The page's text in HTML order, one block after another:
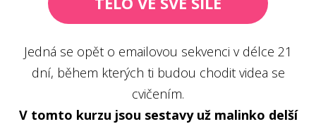
Jedná se opět o emailovou sekvenci v délce 21
dní, během kterých ti budou chodit videa se
cvičením.
V tomto kurzu jsou sestavy už malinko delší